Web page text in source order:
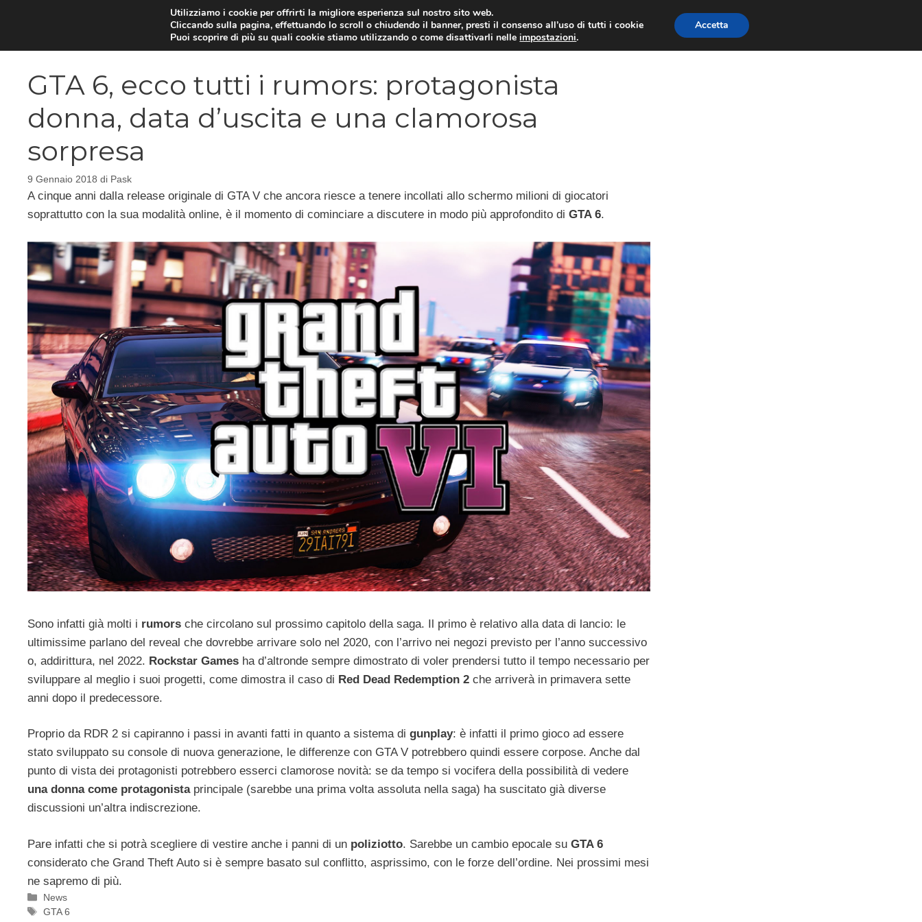
VIDEOGIOCHI NEWS RECENSIONI TRAILER GIOCHI
GTA 6, ecco tutti i rumors: protagonista
donna, data d’uscita e una clamorosa
sorpresa
9 Gennaio 2018 di Pask
A cinque anni dalla release originale di GTA V che ancora riesce a tenere incollati allo schermo milioni di giocatori
soprattutto con la sua modalità online, è il momento di cominciare a discutere in modo più approfondito di GTA 6.
Sono infatti già molti i rumors che circolano sul prossimo capitolo della saga. Il primo è relativo alla data di lancio: le
ultimissime parlano del reveal che dovrebbe arrivare solo nel 2020, con l’arrivo nei negozi previsto per l’anno successivo
o, addirittura, nel 2022. Rockstar Games ha d’altronde sempre dimostrato di voler prendersi tutto il tempo necessario per
sviluppare al meglio i suoi progetti, come dimostra il caso di Red Dead Redemption 2 che arriverà in primavera sette
anni dopo il predecessore.
Proprio da RDR 2 si capiranno i passi in avanti fatti in quanto a sistema di gunplay: è infatti il primo gioco ad essere
stato sviluppato su console di nuova generazione, le differenze con GTA V potrebbero quindi essere corpose. Anche dal
punto di vista dei protagonisti potrebbero esserci clamorose novità: se da tempo si vocifera della possibilità di vedere
una donna come protagonistaprincipale (sarebbe una prima volta assoluta nella saga) ha suscitato già diverse
discussioni un’altra indiscrezione.
Pare infatti che si potrà scegliere di vestire anche i panni di un poliziotto. Sarebbe un cambio epocale su GTA 6
considerato che Grand Theft Auto si è sempre basato sul conflitto, asprissimo, con le forze dell’ordine. Nei prossimi mesi
ne sapremo di più.
Categorie
News
Tag
GTA 6
Utilizziamo i cookie per offrirti la migliore esperienza sul nostro sito web.
Cliccando sulla pagina, effettuando lo scroll o chiudendo il banner, presti il consenso all’uso di tutti i cookie
Puoi scoprire di più su quali cookie stiamo utilizzando o come disattivarli nelleimpostazioni.
Accetta